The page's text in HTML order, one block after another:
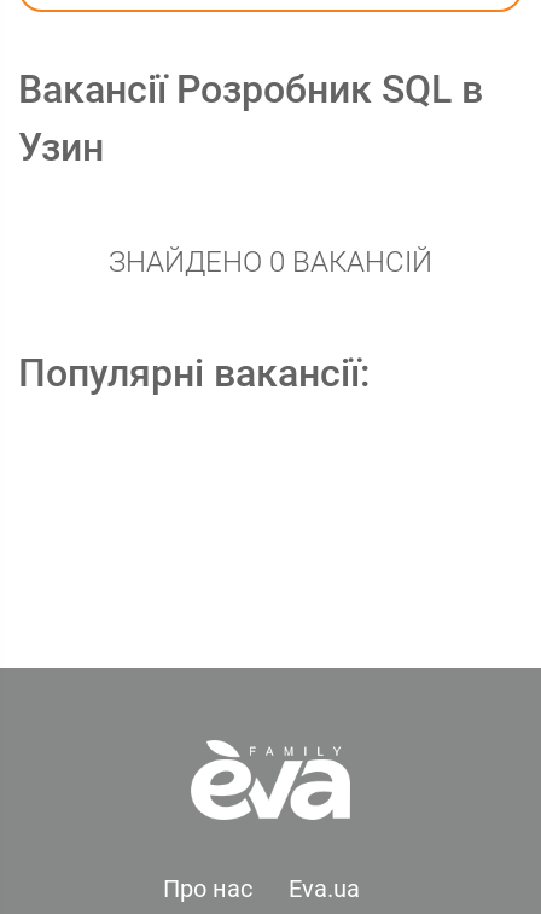
Вакансії Розробник SQL в
Узин
ЗНАЙДЕНО 0 ВАКАНСІЙ
Популярні вакансії:
Про нас
Eva.ua